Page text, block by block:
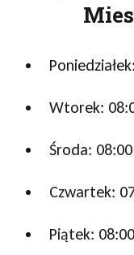
Wtorek:
Środa:
Czwartek:
Piątek: